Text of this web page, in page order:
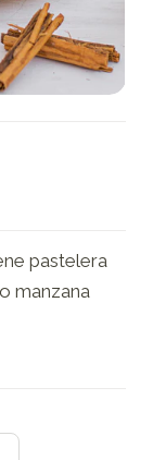
pastelera
manzana